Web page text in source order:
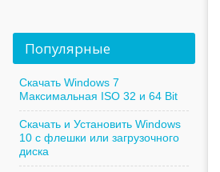
Популярные
Скачать Windows 7
Максимальная ISO 32 и 64 Bit
Скачать и Установить Windows
10 с флешки или загрузочного
диска